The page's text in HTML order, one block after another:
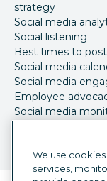
strategy
Social media
Social listening
Best times to post
Social media
Social media
Employee
Social media
We use
services,